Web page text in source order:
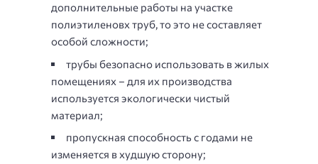
дополнительные работы на участке
полиэтиленовх труб, то это не составляет
особой сложности;
трубы безопасно использовать в жилых
помещениях – для их производства
используется экологически чистый
материал;
пропускная способность с годами не
изменяется в худшую сторону;